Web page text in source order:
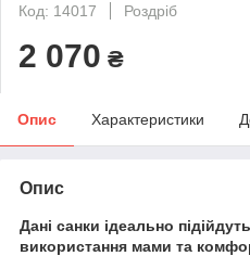
Код: 14017
Роздріб
2 070 ₴
Опис Характеристики
Опис
Дані санки ідеально
використання мами та